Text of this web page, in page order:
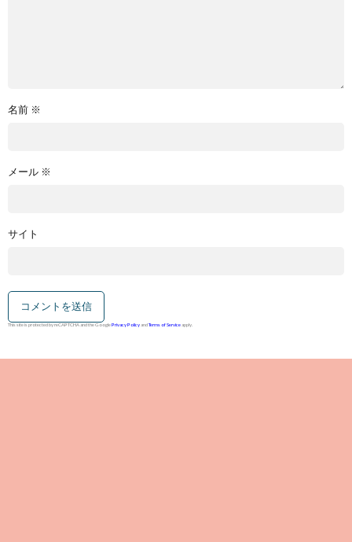
名前 ※
メール ※
サイト
This site is protected by reCAPTCHA and the GooglePrivacy Policy andTerms of Service apply.